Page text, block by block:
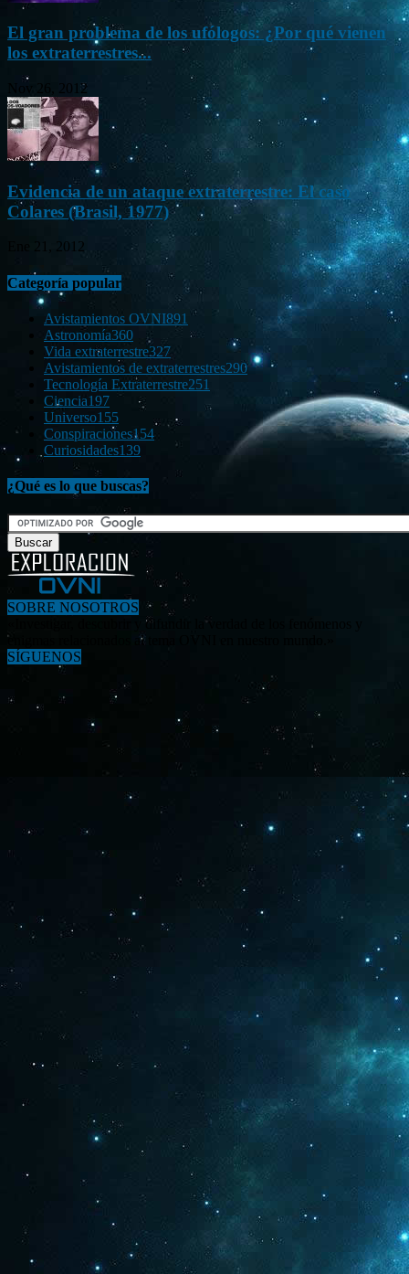
El gran problema de los ufólogos: ¿Por qué vienen
los extraterrestres...
Nov 26, 2012
Evidencia de un ataque extraterrestre: El caso
Colares (Brasil, 1977)
Ene 21, 2012
Categoría popular
Avistamientos OVNI891
Astronomía360
Vida extraterrestre327
Avistamientos de extraterrestres290
Tecnología Extraterrestre251
Ciencia197
Universo155
Conspiraciones154
Curiosidades139
¿Qué es lo que buscas?
SOBRE NOSOTROS
«Investigar, descubrir y difundir la verdad de los fenómenos y
enigmas relacionados al tema OVNI en nuestro mundo.»
SÍGUENOS